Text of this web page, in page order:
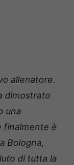
allenatore.
dimostrato
una
finalmente è
Bologna,
di tutta la